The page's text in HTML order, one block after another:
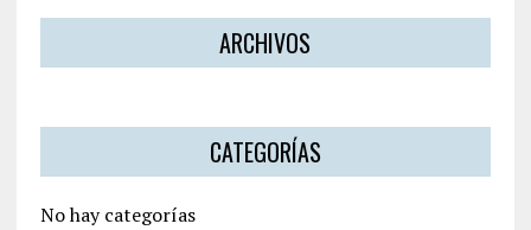
ARCHIVOS
CATEGORÍAS
No hay categorías